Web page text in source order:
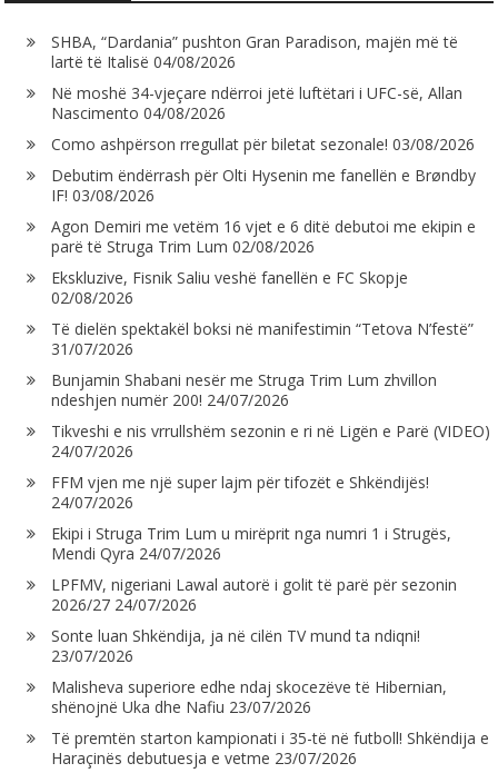
SHBA, “Dardania” pushton Gran Paradison, majën më të
lartë të Italisë 04/08/2026
Në moshë 34-vjeçare ndërroi jetë luftëtari i UFC-së, Allan
Nascimento 04/08/2026
Como ashpërson rregullat për biletat sezonale! 03/08/2026
Debutim ëndërrash për Olti Hysenin me fanellën e Brøndby
IF! 03/08/2026
Agon Demiri me vetëm 16 vjet e 6 ditë debutoi me ekipin e
parë të Struga Trim Lum 02/08/2026
Ekskluzive, Fisnik Saliu veshë fanellën e FC Skopje
02/08/2026
Të dielën spektakël boksi në manifestimin “Tetova N’festë”
31/07/2026
Bunjamin Shabani nesër me Struga Trim Lum zhvillon
ndeshjen numër 200! 24/07/2026
Tikveshi e nis vrrullshëm sezonin e ri në Ligën e Parë (VIDEO)
24/07/2026
FFM vjen me një super lajm për tifozët e Shkëndijës!
24/07/2026
Ekipi i Struga Trim Lum u mirëprit nga numri 1 i Strugës,
Mendi Qyra 24/07/2026
LPFMV, nigeriani Lawal autorë i golit të parë për sezonin
2026/27 24/07/2026
Sonte luan Shkëndija, ja në cilën TV mund ta ndiqni!
23/07/2026
Malisheva superiore edhe ndaj skocezëve të Hibernian,
shënojnë Uka dhe Nafiu 23/07/2026
Të premtën starton kampionati i 35-të në futboll! Shkëndija e
Haraçinës debutuesja e vetme 23/07/2026